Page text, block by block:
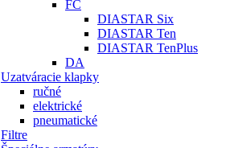
FC
DIASTAR Six
DIASTAR Ten
DIASTAR TenPlus
DA
Uzatváracie klapky
ručné
elektrické
pneumatické
Filtre